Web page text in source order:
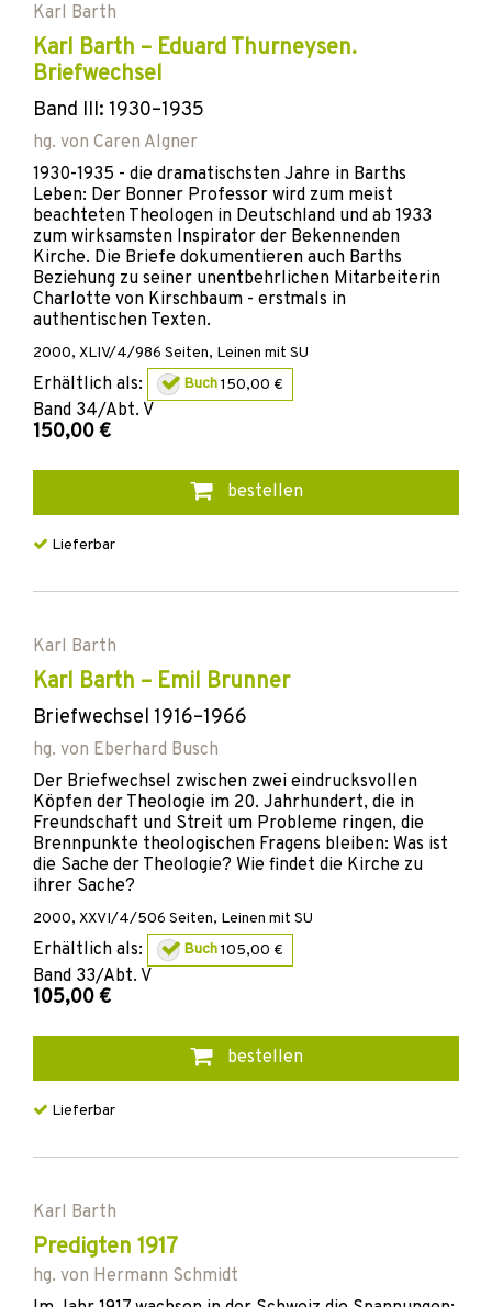
Karl Barth
Karl Barth – Eduard Thurneysen.
Briefwechsel
Band III: 1930–1935
hg. von Caren Algner
1930-1935 - die dramatischsten Jahre in Barths
Leben: Der Bonner Professor wird zum meist
beachteten Theologen in Deutschland und ab 1933
zum wirksamsten Inspirator der Bekennenden
Kirche. Die Briefe dokumentieren auch Barths
Beziehung zu seiner unentbehrlichen Mitarbeiterin
Charlotte von Kirschbaum - erstmals in
authentischen Texten.
2000, XLIV/4/986 Seiten, Leinen mit SU
Erhältlich als: Buch150,00 €
Band 34/Abt. V
150,00 €
bestellen
Lieferbar
Karl Barth
Karl Barth – Emil Brunner
Briefwechsel 1916–1966
hg. von Eberhard Busch
Der Briefwechsel zwischen zwei eindrucksvollen
Köpfen der Theologie im 20. Jahrhundert, die in
Freundschaft und Streit um Probleme ringen, die
Brennpunkte theologischen Fragens bleiben: Was ist
die Sache der Theologie? Wie findet die Kirche zu
ihrer Sache?
2000, XXVI/4/506 Seiten, Leinen mit SU
Erhältlich als: Buch105,00 €
Band 33/Abt. V
105,00 €
bestellen
Lieferbar
Karl Barth
Predigten 1917
hg. von Hermann Schmidt